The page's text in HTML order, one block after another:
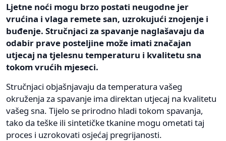
Ljetne noći mogu brzo postati neugodne jer
vrućina i vlaga remete san, uzrokujući znojenje i
buđenje. Stručnjaci za spavanje naglašavaju da
odabir prave posteljine može imati značajan
utjecaj na tjelesnu temperaturu i kvalitetu sna
tokom vrućih mjeseci.
Stručnjaci objašnjavaju da temperatura vašeg
okruženja za spavanje ima direktan utjecaj na kvalitetu
vašeg sna. Tijelo se prirodno hladi tokom spavanja,
tako da teške ili sintetičke tkanine mogu ometati taj
proces i uzrokovati osjećaj pregrijanosti.